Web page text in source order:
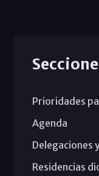
Prioridades
Agenda
Delegaciones
Residencias